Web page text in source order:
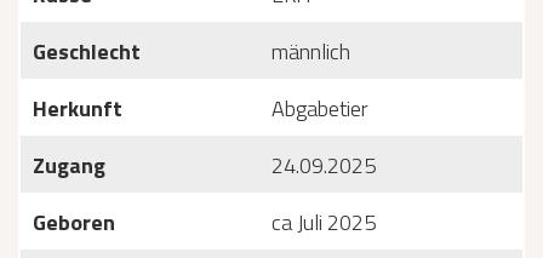
Geschlecht
männlich
Herkunft
Abgabetier
Zugang
24.09.2025
Geboren
ca Juli 2025